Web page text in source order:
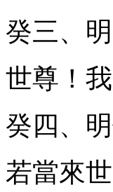
癸三、
世尊！
癸四、
若當來